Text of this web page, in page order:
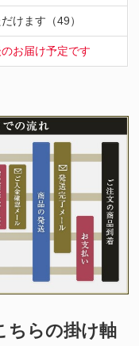
けます（49）
お届け予定です
ちらの掛け軸